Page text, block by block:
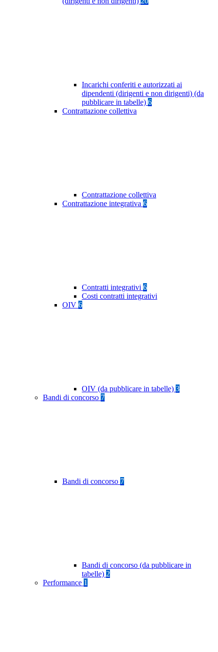
Incarichi conferiti e autorizzati ai
dipendenti (dirigenti e non dirigenti) (da
pubblicare in tabelle) 6
Contrattazione collettiva
Contrattazione collettiva
Contrattazione integrativa 6
Contratti integrativi 6
Costi contratti integrativi
OIV 6
OIV (da pubblicare in tabelle) 3
Bandi di concorso 7
Bandi di concorso 7
Bandi di concorso (da pubblicare in
tabelle) 2
Performance 1